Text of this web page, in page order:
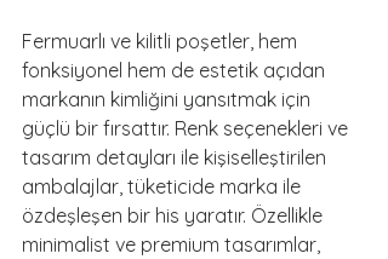
Fermuarlı ve kilitli poşetler, hem
fonksiyonel hem de estetik açıdan
markanın kimliğini yansıtmak için
güçlü bir fırsattır. Renk seçenekleri ve
tasarım detayları ile kişiselleştirilen
ambalajlar, tüketicide marka ile
özdeşleşen bir his yaratır. Özellikle
minimalist ve premium tasarımlar,